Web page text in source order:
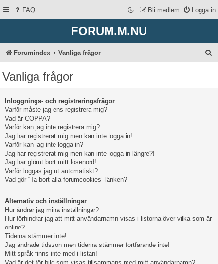
FAQ Logga in
Bli medlem
FORUM.M.NU
Forumindex Vanliga frågor
Vanliga frågor
Inloggnings- och registreringsfrågor
Varför måste jag ens registrera mig?
Vad är COPPA?
Varför kan jag inte registrera mig?
Jag har registrerat mig men kan inte logga in!
Varför kan jag inte logga in?
Jag har registrerat mig men kan inte logga in längre?!
Jag har glömt bort mitt lösenord!
Varför loggas jag ut automatiskt?
Vad gör “Ta bort alla forumcookies”-länken?
Alternativ och inställningar
Hur ändrar jag mina inställningar?
Hur förhindrar jag att mitt användarnamn visas i listorna över vilka som är
online?
Tiderna stämmer inte!
Jag ändrade tidszon men tiderna stämmer fortfarande inte!
Mitt språk finns inte med i listan!
Vad är det för bild som visas tillsammans med mitt användarnamn?